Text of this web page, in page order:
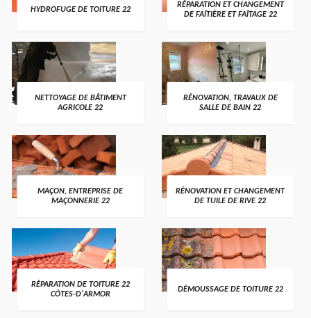
HYDROFUGE DE TOITURE 22
RÉPARATION ET CHANGEMENT
DE FAÎTIÈRE ET FAÎTAGE 22
NETTOYAGE DE BÂTIMENT
AGRICOLE 22
RÉNOVATION, TRAVAUX DE
SALLE DE BAIN 22
MAÇON, ENTREPRISE DE
MAÇONNERIE 22
RÉNOVATION ET CHANGEMENT
DE TUILE DE RIVE 22
RÉPARATION DE TOITURE 22
CÔTES-D'ARMOR
DÉMOUSSAGE DE TOITURE 22